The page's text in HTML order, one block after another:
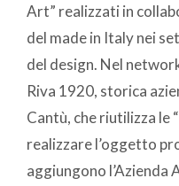
Art” realizzati in
del made in Italy nei
del design. Nel
Riva 1920, storica
Cantù, che riutilizza le
realizzare l’oggetto
aggiungono l’Azienda